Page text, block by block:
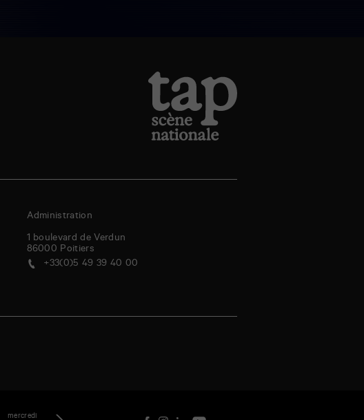
Administration
1 boulevard de Verdun
86000 Poitiers
+33(0)5 49 39 40 00
mercredi jeudi samedi dimanche